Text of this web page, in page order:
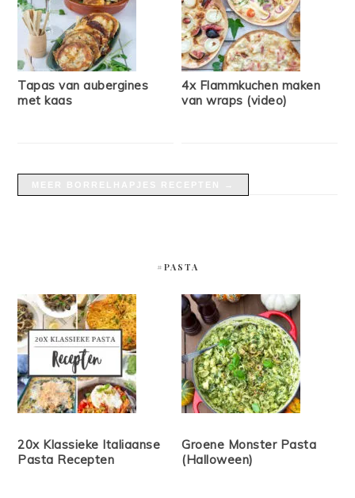
Tapas van aubergines
met kaas
4x Flammkuchen maken
van wraps (video)
#PASTA
20x Klassieke Italiaanse
Pasta Recepten
Groene Monster Pasta
(Halloween)